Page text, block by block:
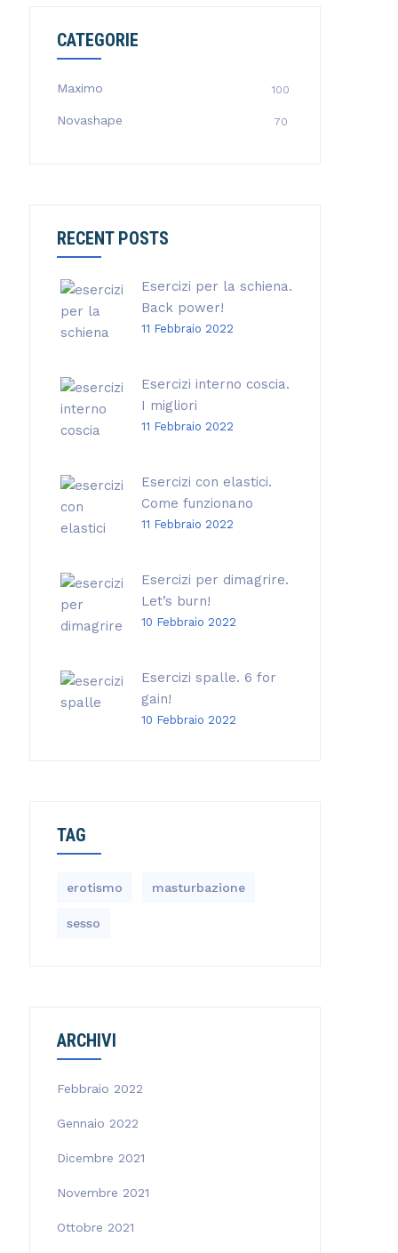
CATEGORIE
Maximo 100
Novashape 70
RECENT POSTS
Esercizi per la schiena.
Back power!
11 Febbraio 2022
Esercizi interno coscia.
I migliori
11 Febbraio 2022
Esercizi con elastici.
Come funzionano
11 Febbraio 2022
Esercizi per dimagrire.
Let’s burn!
10 Febbraio 2022
Esercizi spalle. 6 for
gain!
10 Febbraio 2022
TAG
erotismo masturbazione
sesso
ARCHIVI
Febbraio 2022
Gennaio 2022
Dicembre 2021
Novembre 2021
Ottobre 2021